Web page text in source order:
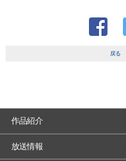
戻る
作品紹介
放送情報